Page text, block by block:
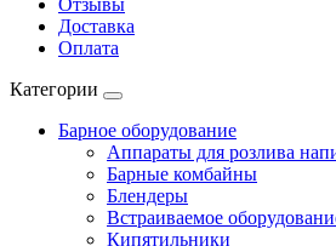
Отзывы
Доставка
Оплата
Категории
Барное оборудование
Аппараты для розлива
Барные комбайны
Блендеры
Встраиваемое
Кипятильники